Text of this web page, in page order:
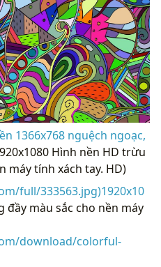
1366x768 nguệch ngoạc,
Hình nền HD trừu
máy tính xách tay. HD)
full/333563.jpg)1920x10
màu sắc cho nền máy
download/colorful-